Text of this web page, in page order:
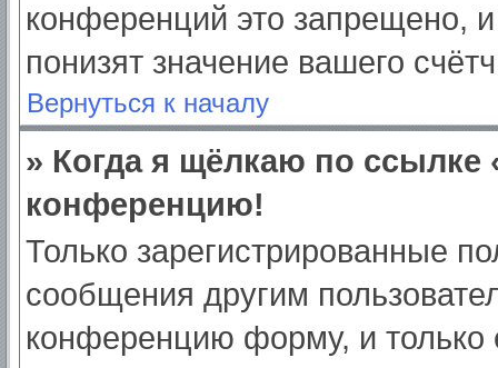
конференций это запрещено,
понизят значение вашего
Вернуться к началу
» Когда я щёлкаю по ссылке
конференцию!
Только зарегистрированные
сообщения другим
конференцию форму, и только